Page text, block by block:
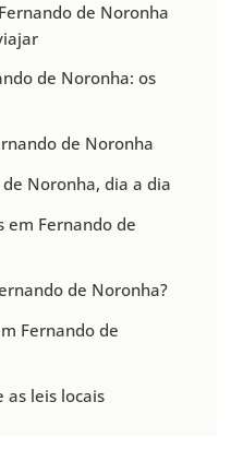
de Noronha
de Noronha: os
de Noronha
Noronha, dia a dia
em Fernando de
de Noronha?
Fernando de
as leis locais